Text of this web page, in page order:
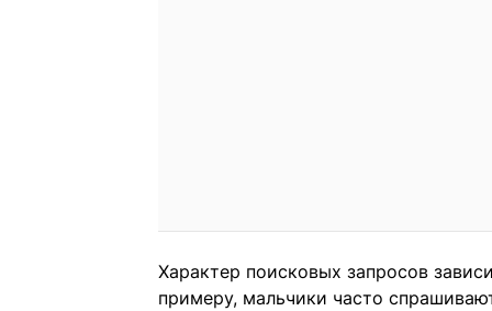
Характер поисковых запросов
примеру, мальчики часто